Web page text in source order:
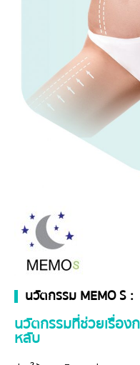
นวัตกรรม MEMO S :
นวัตกรรมที่ช่วยเรื่อง
หลับ